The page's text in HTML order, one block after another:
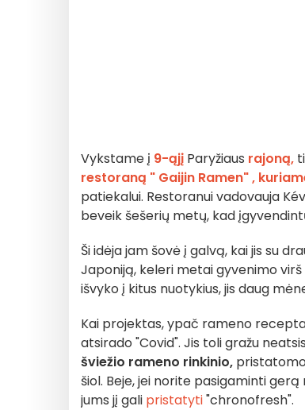
Vykstame į 9-ąjį Paryžiaus rajoną,
restoraną " Gaijin Ramen",
patiekalui. Restoranui vadovauja
beveik šešerių metų, kad
Ši idėja jam šovė į galvą, kai jis su
Japoniją, keleri metai gyvenimo virš
išvyko į kitus nuotykius, jis daug
Kai projektas, ypač rameno
atsirado "Covid". Jis toli gražu
šviežio rameno rinkinio,
šiol. Beje, jei norite pasigaminti
jums jį gali pristatyti"chronofresh".